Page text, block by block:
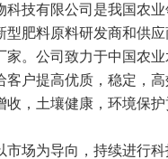
科技有限公司是我国农
型肥料原料研发商和供
家。公司致力于中国农
客户提高优质，稳定，
收，土壤健康，环境保
市场为导向，持续进行